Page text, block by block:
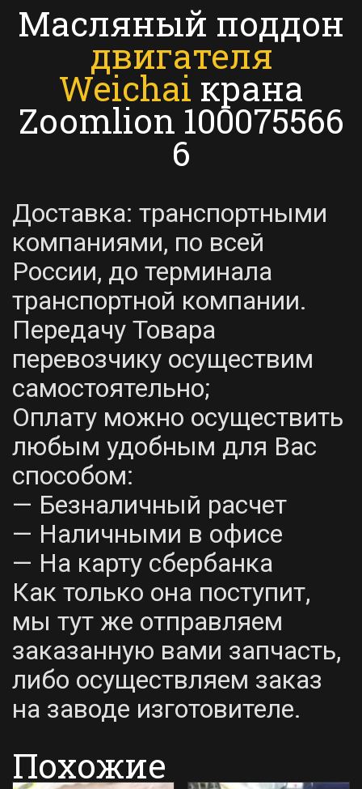
Масляный поддон
двигателя
Weichai крана
Zoomlion 100075566
6
Доставка: транспортными
компаниями, по всей
России, до терминала
транспортной компании.
Передачу Товара
перевозчику осуществим
самостоятельно;
Оплату можно осуществить
любым удобным для Вас
способом:
— Безналичный расчет
— Наличными в офисе
— На карту сбербанка
Как только она поступит,
мы тут же отправляем
заказанную вами запчасть,
либо осуществляем заказ
на заводе изготовителе.
Похожие